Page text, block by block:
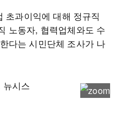
초과이익에 대해 정규직
노동자, 협력업체와도 수
다는 시민단체 조사가 나